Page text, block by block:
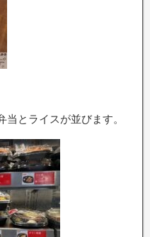
とライスが並びます。